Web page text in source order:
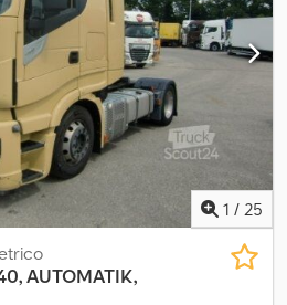
1 / 25
AUTOMATIK,